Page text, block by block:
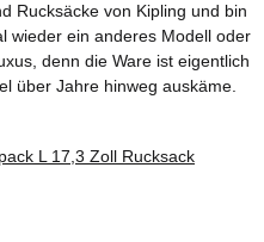
Rucksäcke von Kipling und bin
wieder ein anderes Modell oder
denn die Ware ist eigentlich
über Jahre hinweg auskäme.